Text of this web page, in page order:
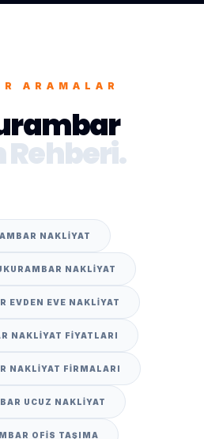
ARAMALAR
Rehberi.
NAKLIYAT
NAKLIYAT
EVDEN EVE NAKLIYAT
NAKLIYAT FIYATLARI
NAKLIYAT FIRMALARI
UCUZ NAKLIYAT
OFIS TAŞIMA